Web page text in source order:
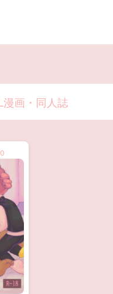
漫画・同人誌